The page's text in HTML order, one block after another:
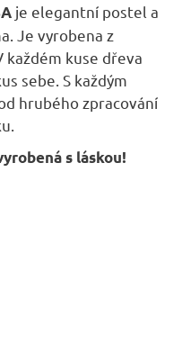
je elegantní postel a
Je vyrobena z
každém kuse dřeva
sebe. S každým
hrubého zpracování
s láskou!